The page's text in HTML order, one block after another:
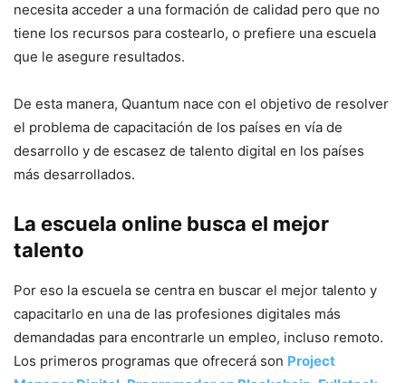
necesita acceder a una formación de calidad pero que no
tiene los recursos para costearlo, o prefiere una escuela
que le asegure resultados.
De esta manera, Quantum nace con el objetivo de resolver
el problema de capacitación de los países en vía de
desarrollo y de escasez de talento digital en los países
más desarrollados.
La escuela online busca el mejor
talento
Por eso la escuela se centra en buscar el mejor talento y
capacitarlo en una de las profesiones digitales más
demandadas para encontrarle un empleo, incluso remoto.
Los primeros programas que ofrecerá son Project